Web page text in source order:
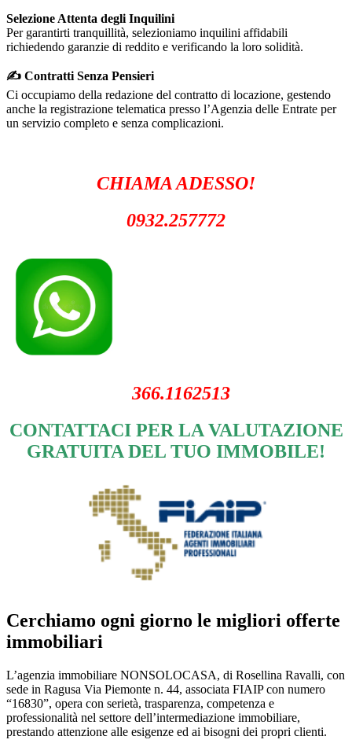
Selezione Attenta degli Inquilini
Per garantirti tranquillità, selezioniamo inquilini affidabili
richiedendo garanzie di reddito e verificando la loro solidità.
✍️ Contratti Senza Pensieri
Ci occupiamo della redazione del contratto di locazione, gestendo
anche la registrazione telematica presso l’Agenzia delle Entrate per
un servizio completo e senza complicazioni.
CHIAMA ADESSO!
0932.257772
366.1162513
CONTATTACI PER LA VALUTAZIONE
GRATUITA DEL TUO IMMOBILE!
Cerchiamo ogni giorno le migliori offerte
immobiliari
L’agenzia immobiliare NONSOLOCASA, di Rosellina Ravalli, con
sede in Ragusa Via Piemonte n. 44, associata FIAIP con numero
“16830”, opera con serietà, trasparenza, competenza e
professionalità nel settore dell’intermediazione immobiliare,
prestando attenzione alle esigenze ed ai bisogni dei propri clienti.